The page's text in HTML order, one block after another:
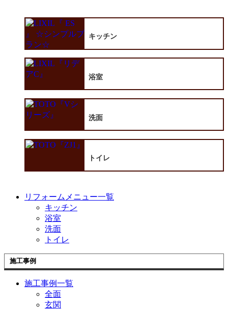
キッチン
浴室
洗面
トイレ
リフォームメニュー一覧
キッチン
浴室
洗面
トイレ
施工事例
施工事例一覧
全面
玄関